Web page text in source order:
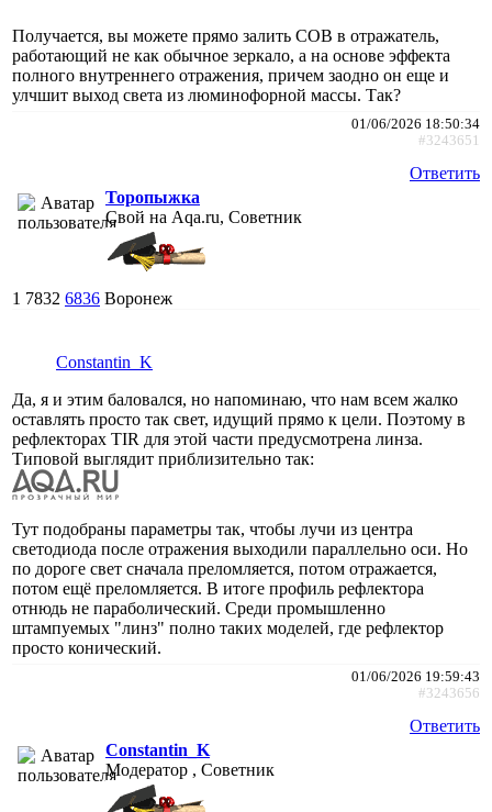
Получается, вы можете прямо залить COB в отражатель,
работающий не как обычное зеркало, а на основе эффекта
полного внутреннего отражения, причем заодно он еще и
улчшит выход света из люминофорной массы. Так?
01/06/2026 18:50:34
#3243651
Ответить
Торопыжка
Свой на Aqa.ru, Советник
1 7832 6836 Воронеж
Constantin_K
Да, я и этим баловался, но напоминаю, что нам всем жалко
оставлять просто так свет, идущий прямо к цели. Поэтому в
рефлекторах TIR для этой части предусмотрена линза.
Типовой выглядит приблизительно так:
Тут подобраны параметры так, чтобы лучи из центра
светодиода после отражения выходили параллельно оси. Но
по дороге свет сначала преломляется, потом отражается,
потом ещё преломляется. В итоге профиль рефлектора
отнюдь не параболический. Среди промышленно
штампуемых "линз" полно таких моделей, где рефлектор
просто конический.
01/06/2026 19:59:43
#3243656
Ответить
Constantin_K
Модератор , Советник